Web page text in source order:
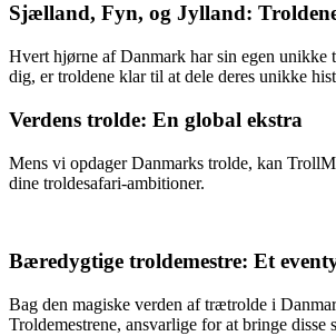
Sjælland, Fyn, og Jylland:
Hvert hjørne af Danmark har sin egen unikke
dig, er troldene klar til at dele deres unikke
Verdens trolde: En global ekstra
Mens vi opdager Danmarks trolde, kan
dine troldesafari-ambitioner.
Bæredygtige troldemestre: Et
Bag den magiske verden af trætrolde i
Troldemestrene, ansvarlige for at bringe